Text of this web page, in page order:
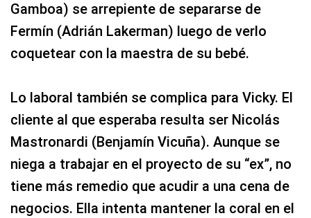
Gamboa) se arrepiente de separarse de
Fermín (Adrián Lakerman) luego de verlo
coquetear con la maestra de su bebé.
Lo laboral también se complica para Vicky. El
cliente al que esperaba resulta ser Nicolás
Mastronardi (Benjamín Vicuña). Aunque se
niega a trabajar en el proyecto de su “ex”, no
tiene más remedio que acudir a una cena de
negocios. Ella intenta mantener la coral en el